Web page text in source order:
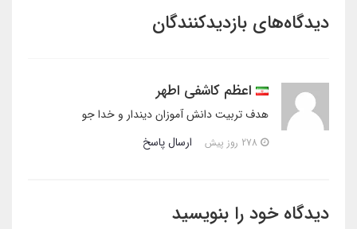
دیدگاه‌های بازدیدکنندگان
اعظم کاشفی اطهر
هدف تربیت دانش آموزان دیندار و خدا جو
ارسال پاسخ
دیدگاه خود را بنویسید